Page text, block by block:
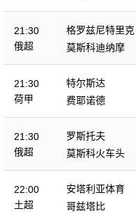
21:30
俄超
格罗兹尼特里克
莫斯科迪纳摩
21:30
荷甲
特尔斯达
费耶诺德
21:30
俄超
罗斯托夫
莫斯科火车头
22:00
土超
安塔利亚体育
哥兹塔比